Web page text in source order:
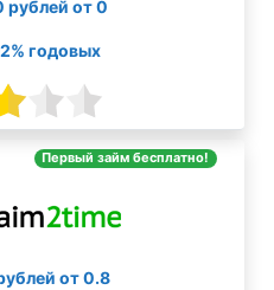
от 0
годовых
Первый займ бесплатно!
от 0.8